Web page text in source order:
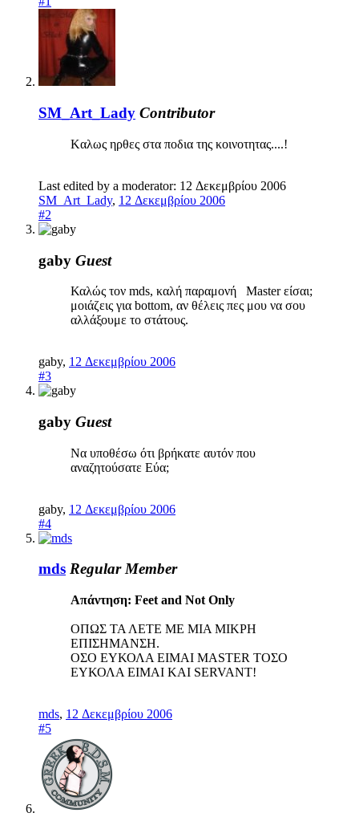
SM_Art_Lady Contributor
Kαλως ηρθες στα ποδια της κοινοτητας....!
Last edited by a moderator: 12 Δεκεμβρίου 2006
SM_Art_Lady, 12 Δεκεμβρίου 2006
#2
gaby Guest
Καλώς τον mds, καλή παραμονή Μaster είσαι;
μοιάζεις για bottom, αν θέλεις πες μου να σου
αλλάξουμε το στάτους.
gaby, 12 Δεκεμβρίου 2006
#3
gaby Guest
Να υποθέσω ότι βρήκατε αυτόν που
αναζητούσατε Εύα;
gaby, 12 Δεκεμβρίου 2006
#4
mds Regular Member
Απάντηση: Feet and Not Only
ΟΠΩΣ ΤΑ ΛΕΤΕ ΜΕ ΜΙΑ ΜΙΚΡΗ
ΕΠΙΣΗΜΑΝΣΗ.
ΟΣΟ ΕΥΚΟΛΑ ΕΙΜΑΙ MASTER ΤΟΣΟ
ΕΥΚΟΛΑ ΕΙΜΑΙ ΚΑΙ SERVANT!
mds, 12 Δεκεμβρίου 2006
#5